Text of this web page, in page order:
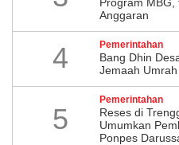
Anggaran
4 Pemerintahan
Bang Dhin
Jemaah
5
Pemerintahan
​Reses di
Umumkan
Ponpes